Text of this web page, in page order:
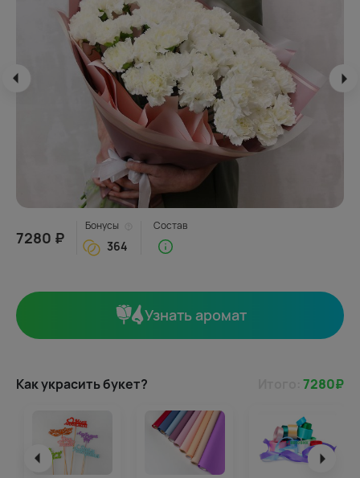
7280 ₽
Бонусы
364
Состав
Узнать аромат
Как украсить букет? 7280₽